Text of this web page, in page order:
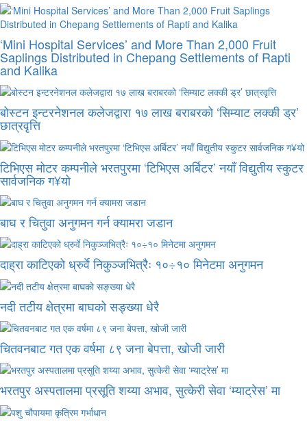
‘Mini Hospital Services’ and More Than 2,000 Fruit
Saplings Distributed in Chepang Settlements of Rapti
and Kalika
बोस्टन इन्टरनेशनल कलेजद्वारा १७ लाख बराबरको ‘सिम्याट लक्की ड्र’
छात्रवृत्ति
टिभिएस मोटर कम्पनीले भरतपुरमा ‘टिभिएस अर्बिटर’ नयाँ विद्युतीय स्कुटर
सार्वजनिक ग¥यो
बाघ र चितुवा अनुगमन गर्न क्यामरा जडान
दाह्रा काटिएको ध्रुर्वे निकुञ्जभित्रैः १०÷१० मिनेटमा अनुगमन
नदी तटीय क्षेत्रमा बाघको सङ्ख्या धेरै
चितवनबाट गत एक वर्षमा ८९ जना बेपत्ता, खोजी जारी
भरतपुर अस्पतालमा प्रसूति शय्या अभाव, सुत्केरी सेवा ‘म्याट्रेस’ मा